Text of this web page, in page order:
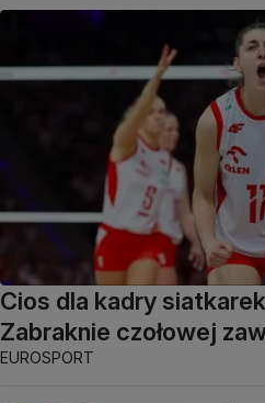
Cios dla kadry
Zabraknie czołowej
EUROSPORT